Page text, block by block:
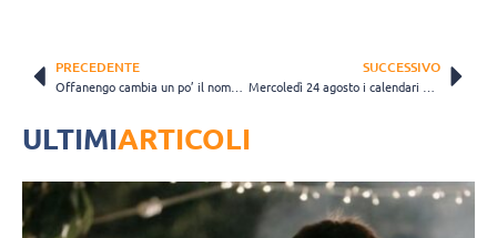
PRECEDENTE SUCCESSIVO
ULTIMIARTICOLI